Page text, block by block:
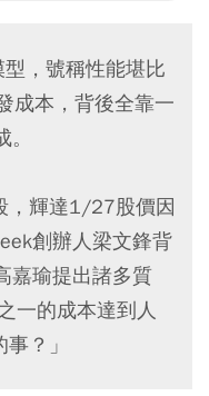
，號稱性能堪比
成本，背後全靠一
，輝達1/27股價因
創辦人梁文鋒背
嘉瑜提出諸多質
一的成本達到人
？」